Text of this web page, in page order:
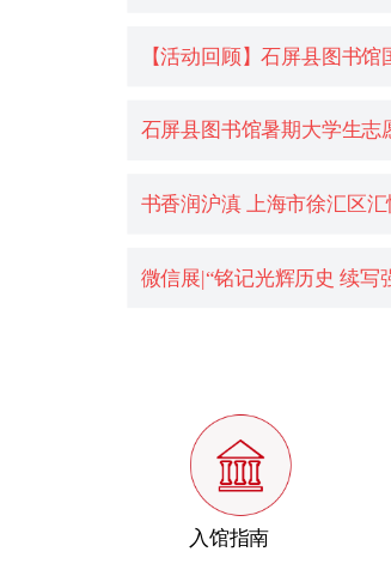
【活动回顾】石屏县图书
石屏县图书馆暑期大学生志
书香润沪滇 上海市徐汇区
微信展|“铭记光辉历史 续
入馆指南